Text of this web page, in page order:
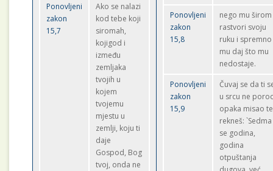
Ponovljeni
zakon
15,7
Ako se nalazi
kod tebe koji
siromah,
kojigod i
između
zemljaka
tvojih u
kojem
tvojemu
mjestu u
zemlji, koju ti
daje
Gospod, Bog
tvoj, onda ne
Ponovljeni
zakon
15,8
nego mu širom
rastvori svoju
ruku i spremno
mu daj što mu
nedostaje.
Ponovljeni
zakon
15,9
Čuvaj se da ti
u srcu ne
opaka misao te
rekneš: `Sedma
se godina,
godina
otpuštanja